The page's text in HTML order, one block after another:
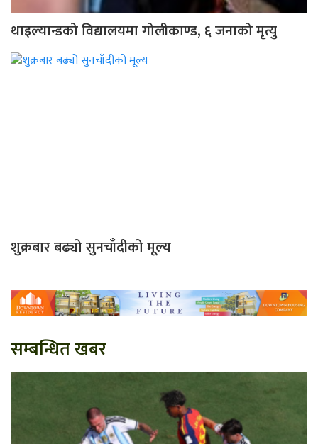
थाइल्यान्डको विद्यालयमा गोलीकाण्ड, ६ जनाको मृत्यु
शुक्रबार बढ्यो सुनचाँदीको मूल्य
सम्बन्धित खबर